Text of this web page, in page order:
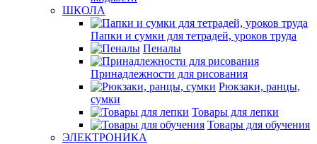
ШКОЛА
Папки и сумки для тетрадей, уроков труда
Пеналы
Принадлежности для рисования
Рюкзаки, ранцы,
сумки
Товары для лепки
Товары для обучения
ЭЛЕКТРОНИКА